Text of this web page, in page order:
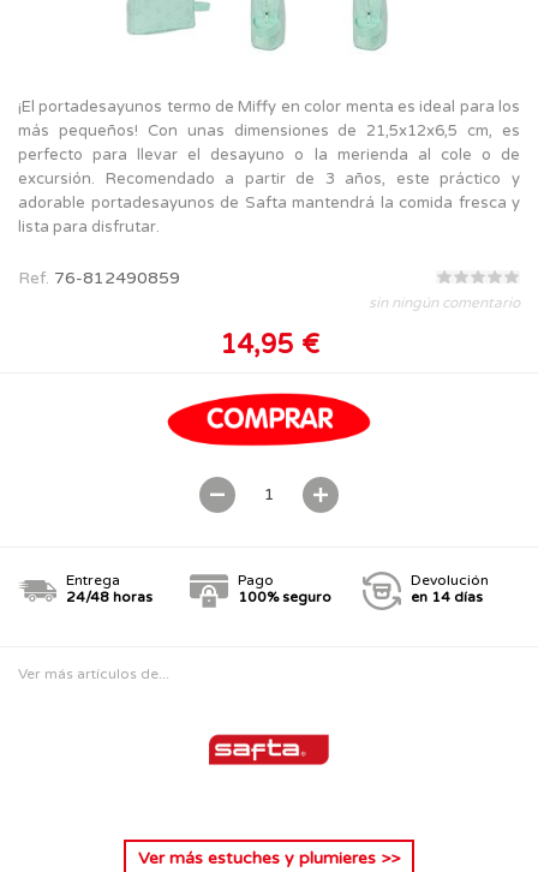
¡El portadesayunos termo de Miffy en color menta es ideal para los
más pequeños! Con unas dimensiones de 21,5x12x6,5 cm, es
perfecto para llevar el desayuno o la merienda al cole o de
excursión. Recomendado a partir de 3 años, este práctico y
adorable portadesayunos de Safta mantendrá la comida fresca y
lista para disfrutar.
Ref. 76-812490859
sin ningún comentario
14,95 €
Entrega
24/48 horas
Pago
100% seguro
Devolución
en 14 días
Ver más artículos de...
Ver más estuches y plumieres >>